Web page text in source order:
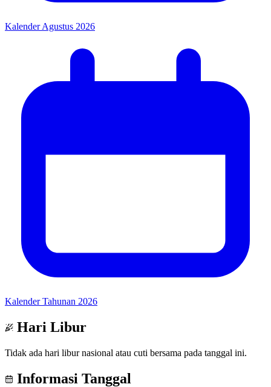
Kalender Agustus 2026
Kalender Tahunan 2026
Hari Libur
Tidak ada hari libur nasional atau cuti bersama pada tanggal ini.
Informasi Tanggal